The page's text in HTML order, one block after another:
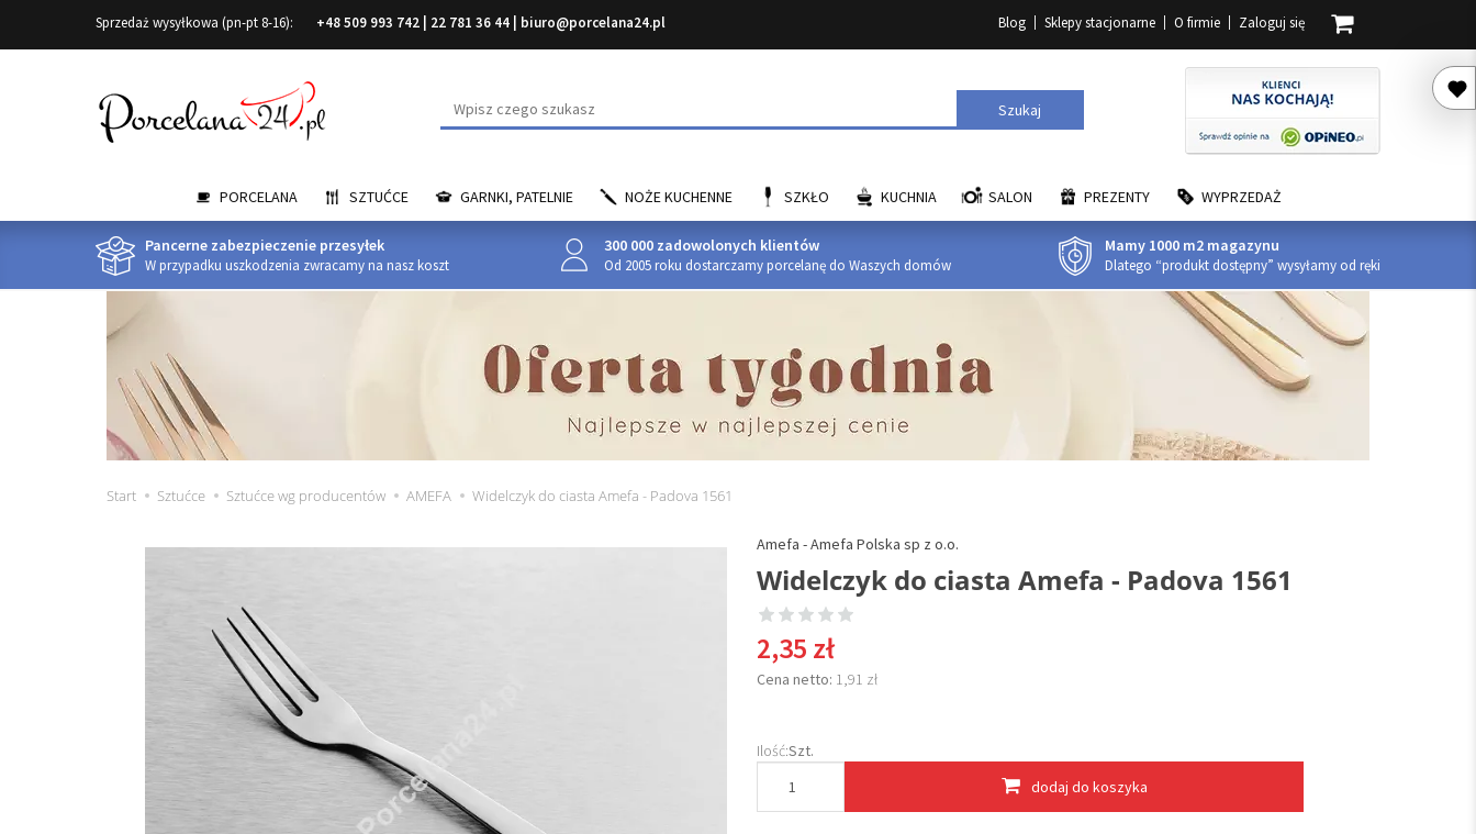
Sprzedaż wysyłkowa (pn-pt 8-16): +48 509 993 742 22 781 36 44 biuro@porcelana24.pl Blog Sklepy stacjonarne O firmie Zaloguj się
Wyszukaj Szukaj
PORCELANA SZTUĆCE GARNKI, PATELNIE NOŻE KUCHENNE SZKŁO KUCHNIA SALON PREZENTY WYPRZEDAŻ
Pancerne zabezpieczenie przesyłek
W przypadku uszkodzenia zwracamy na nasz koszt
300 000 zadowolonych klientów
Od 2005 roku dostarczamy porcelanę do Waszych domów
Mamy 1000 m2 magazynu
Dlatego “produkt dostępny” wysyłamy od ręki
Start Sztućce Sztućce wg producentów AMEFA Widelczyk do ciasta Amefa - Padova 1561
Amefa - Amefa Polska sp z o.o.
Widelczyk do ciasta Amefa - Padova 1561
2,35 zł
Cena netto: 1,91 zł
Ilość:Szt.
dodaj do koszyka